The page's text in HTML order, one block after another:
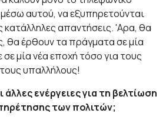
μέσω αυτού, να εξυπηρετούνται
κατάλληλες απαντήσεις. 'Αρα, θα
θα έρθουν τα πράγματα σε μία
μία νέα εποχή τόσο για τους
υπαλλήλους!
άλλες ενέργειες για τη βελτίωση
των πολιτών;